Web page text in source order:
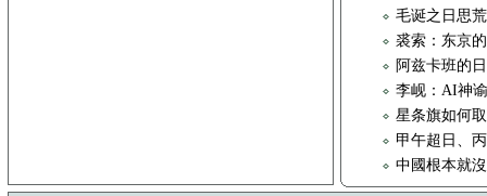
毛诞之日思
裘索：东京
阿兹卡班的
李岘：AI神
星条旗如何
甲午超日、
中國根本就